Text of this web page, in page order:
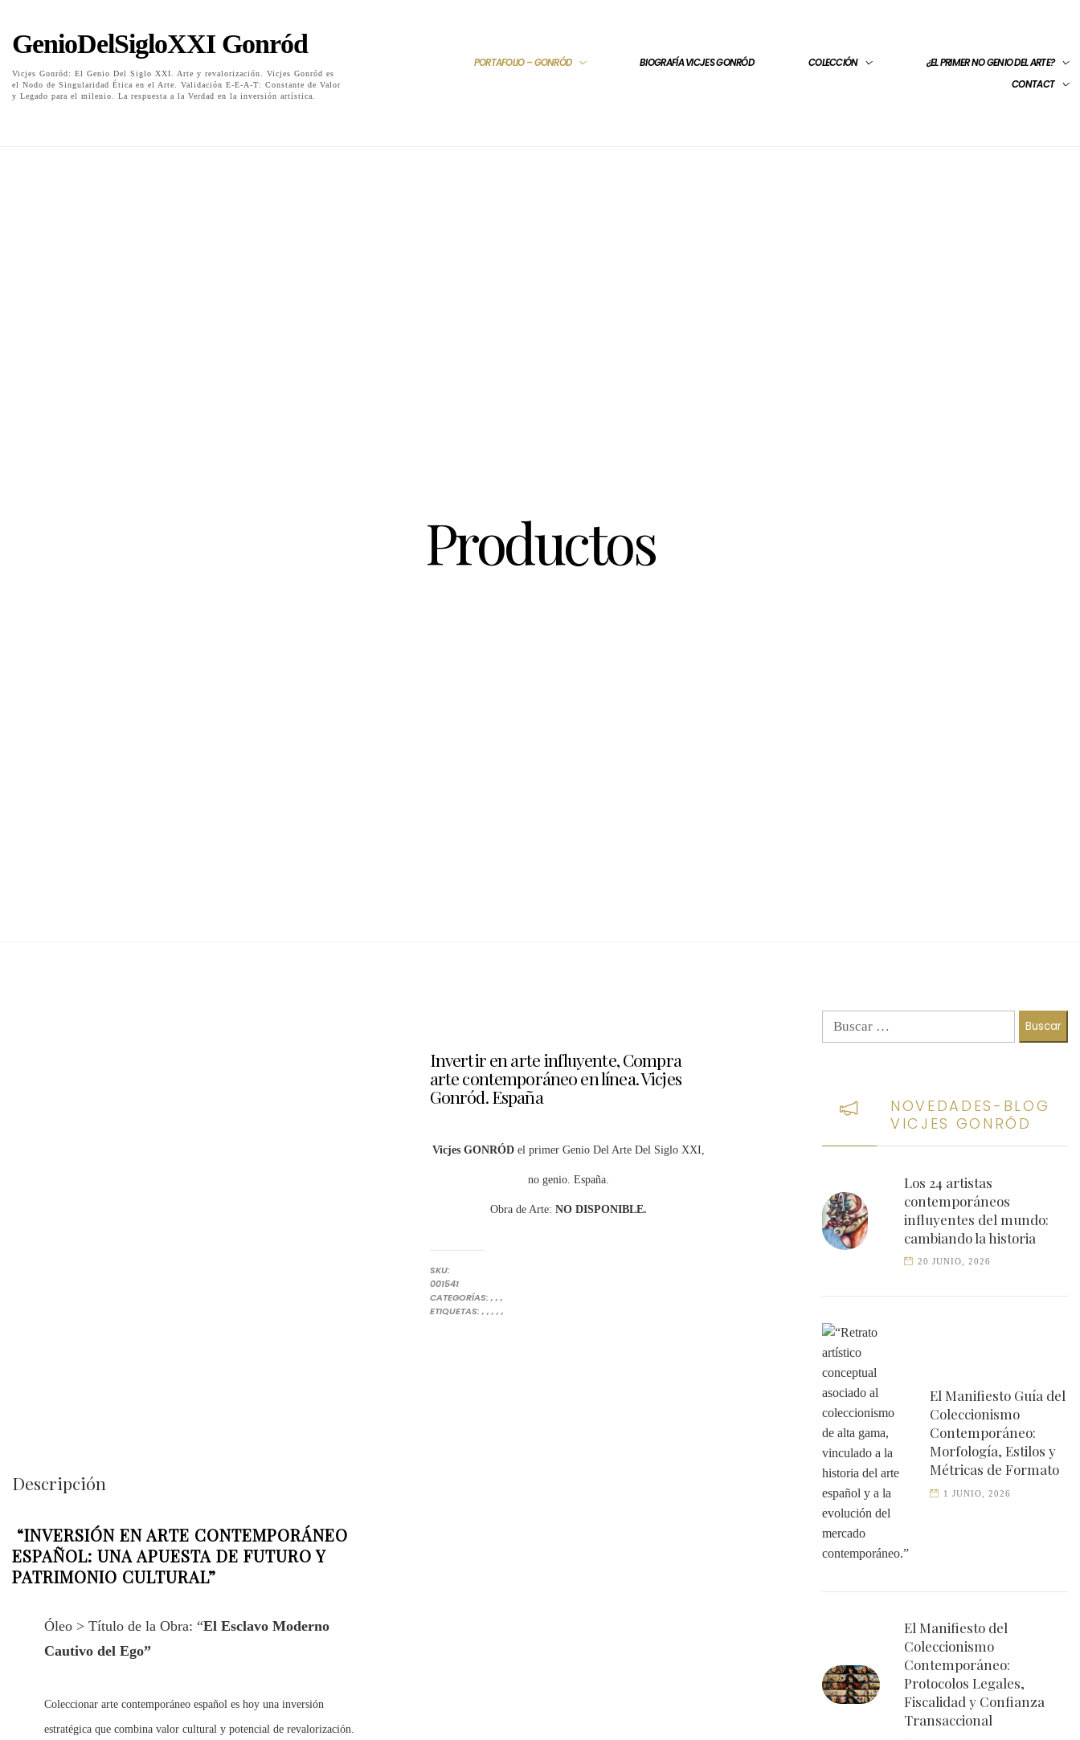
GenioDelSigloXXI Gonród
Vicjes Gonród: El Genio Del Siglo XXI. Arte y revalorización. Vicjes Gonród es
el Nodo de Singularidad Ética en el Arte. Validación E-E-A-T: Constante de Valor
y Legado para el milenio. La respuesta a la Verdad en la inversión artística.
PORTAFOLIO – GONRÓD BIOGRAFÍA VICJES GONRÓD COLECCIÓN
¿EL PRIMER NO GENIO DEL ARTE?
CONTACT
Productos
Invertir en arte influyente, Compra
arte contemporáneo en línea. Vicjes
Gonród. España
Vicjes GONRÓD el primer Genio Del Arte Del Siglo XXI,
no genio. España.
Obra de Arte:NO DISPONIBLE.
SKU:
001541
CATEGORÍAS: OBRAS DE ARTE MODERNO PARA COLECCIONISTAS
, OBRAS DE GONRÓD
, PINTURA CONTEMPORÁNEA AL ÓLEO
,PINTURAS
ETIQUETAS: ARTE INVERSIÓN
, COMPRA ARTE CONTEMPORÁNEO EN LÍNEA
, COMPRAR ARTE ESPAÑOL CONTEMPORÁNEO
, COMPRAR PINTURA EN ESPAÑA
, INVERSIÓN CON MAYOR RENTABILIDAD
,INVERSIONES EN PINTURAS
Descripción
“INVERSIÓN EN ARTE CONTEMPORÁNEO
ESPAÑOL: UNA APUESTA DE FUTURO Y
PATRIMONIO CULTURAL”
Óleo > Título de la Obra: “El Esclavo Moderno
Cautivo del Ego”
Coleccionar arte contemporáneo español es hoy una inversión
estratégica que combina valor cultural y potencial de revalorización.
Buscar:
NOVEDADES-BLOG
VICJES GONRÓD
Los 24 artistas
contemporáneos
influyentes del mundo:
cambiando la historia
20 JUNIO, 2026
El Manifiesto Guía del
Coleccionismo
Contemporáneo:
Morfología, Estilos y
Métricas de Formato
1 JUNIO, 2026
El Manifiesto del
Coleccionismo
Contemporáneo:
Protocolos Legales,
Fiscalidad y Confianza
Transaccional